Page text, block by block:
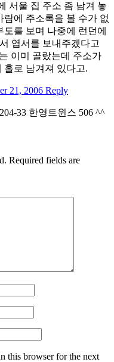
서울 집 주소 좀 남겨 놓
에 주소록을 볼 수가 없
를 보며 나중에 런던에
엽서를 보내주겠다고
이미 골랐는데 주소가
홀로 남겨져 있다고.
21, 200612:35
Reply
33 한영트윈스 506 ^^
Required fields are
this browser for the next